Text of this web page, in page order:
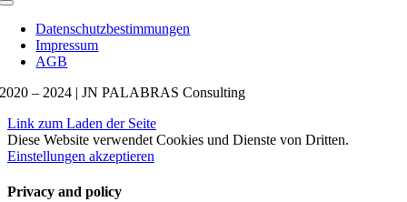
Navigation
umschaltenDatenschutzbestimmungen
Impressum
AGB
2020 – 2024 | JN PALABRAS Consulting
Link zum Laden der Seite
Diese Website verwendet Cookies und Dienste von Dritten.
Einstellungen akzeptieren
Privacy and policy